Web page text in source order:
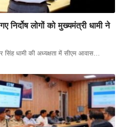
लोगों को मुख्यमंत्री धामी ने
सिंह धामी की अध्यक्षता में सीएम आवास…